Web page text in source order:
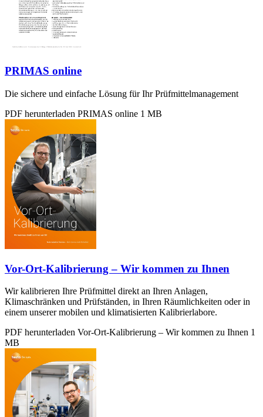
PRIMAS online
Die sichere und einfache Lösung für Ihr Prüfmittelmanagement
PDF herunterladen PRIMAS online 1 MB
Vor-Ort-Kalibrierung – Wir kommen zu Ihnen
Wir kalibrieren Ihre Prüfmittel direkt an Ihren Anlagen,
Klimaschränken und Prüfständen, in Ihren Räumlichkeiten oder in
einem unserer mobilen und klimatisierten Kalibrierlabore.
PDF herunterladen Vor-Ort-Kalibrierung – Wir kommen zu Ihnen 1
MB